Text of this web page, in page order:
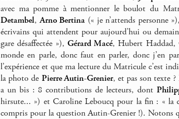
avec ma pomme à mentionner le boulot du
Detambel,Arno Bertina (« je n’attends personne
écrivains qui attendent pour aujourd’hui ou
gare désaffectée »), Gérard Macé, Hubert Haddad,
monde en parle, donc faut en parler, donc j’en
l’expérience et que ma lecture du Matricule c’est
la photo de Pierre Autin-Grenier, et pas son texte
a un bis : 8 contributions de lecteurs, dont
hirsute... ») et Caroline Leboucq pour la fin : « la
compris pour la question Autin-Grenier !). Notons